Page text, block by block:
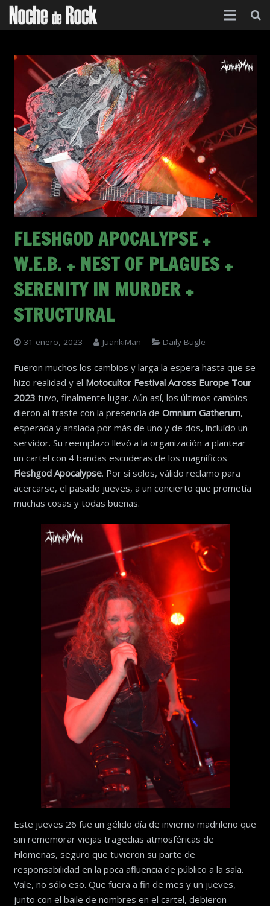
Categorías
Agenda
Foro
Contacto
Acerca de
FLESHGOD APOCALYPSE +
W.E.B. + NEST OF PLAGUES +
SERENITY IN MURDER +
STRUCTURAL
31 enero, 2023 JuankiMan Daily Bugle
Fueron muchos los cambios y larga la espera hasta que se
hizo realidad y el Motocultor Festival Across Europe Tour
2023 tuvo, finalmente lugar. Aún así, los últimos cambios
dieron al traste con la presencia de Omnium Gatherum,
esperada y ansiada por más de uno y de dos, incluído un
servidor. Su reemplazo llevó a la organización a plantear
un cartel con 4 bandas escuderas de los magníficos
Fleshgod Apocalypse. Por sí solos, válido reclamo para
acercarse, el pasado jueves, a un concierto que prometía
muchas cosas y todas buenas.
Este jueves 26 fue un gélido día de invierno madrileño que
sin rememorar viejas tragedias atmosféricas de
Filomenas, seguro que tuvieron su parte de
responsabilidad en la poca afluencia de público a la sala.
Vale, no sólo eso. Que fuera a fin de mes y un jueves,
junto con el baile de nombres en el cartel, debieron